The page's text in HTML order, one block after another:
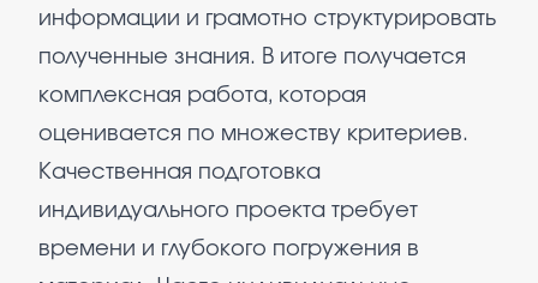
информации и грамотно структурировать
полученные знания. В итоге получается
комплексная работа, которая
оценивается по множеству критериев.
Качественная подготовка
индивидуального проекта требует
времени и глубокого погружения в